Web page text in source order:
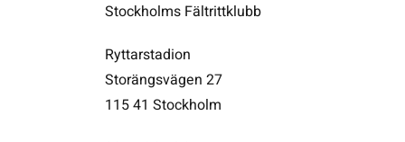
Stockholms Fältrittklubb
Ryttarstadion
Storängsvägen 27
115 41 Stockholm